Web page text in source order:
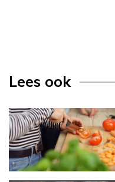
Lees ook